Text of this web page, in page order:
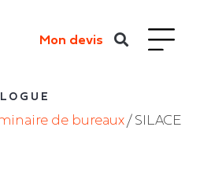
Mon devis
de bureaux / SILACE